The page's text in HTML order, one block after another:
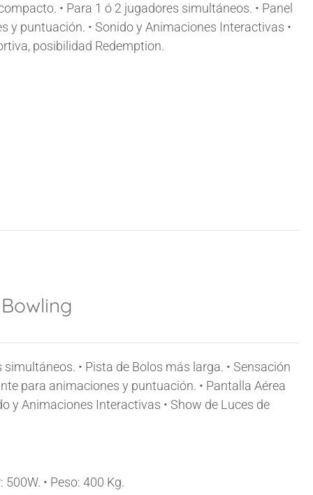
• Para 1 ó 2 jugadores simultáneos. • Panel
puntuación. • Sonido y Animaciones Interactivas •
posibilidad Redemption.
• Pista de Bolos más larga. • Sensación
para animaciones y puntuación. • Pantalla Aérea
y Animaciones Interactivas • Show de Luces de
500W. • Peso: 400 Kg.